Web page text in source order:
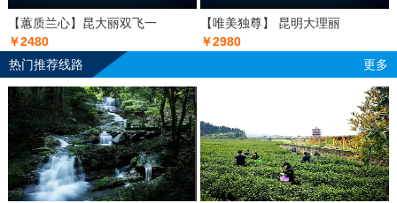
【蕙质兰心】昆大丽双飞一
￥2480
【唯美独尊】 昆明大理丽
￥2980
热门推荐线路
更多